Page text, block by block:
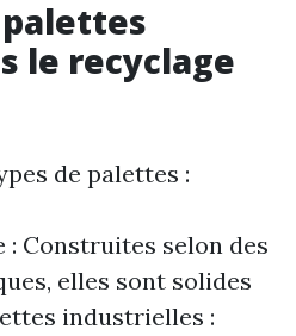
le recyclage
de palettes :
: Construites selon des
elles sont solides
industrielles :